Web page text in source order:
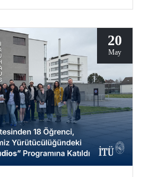
20
May